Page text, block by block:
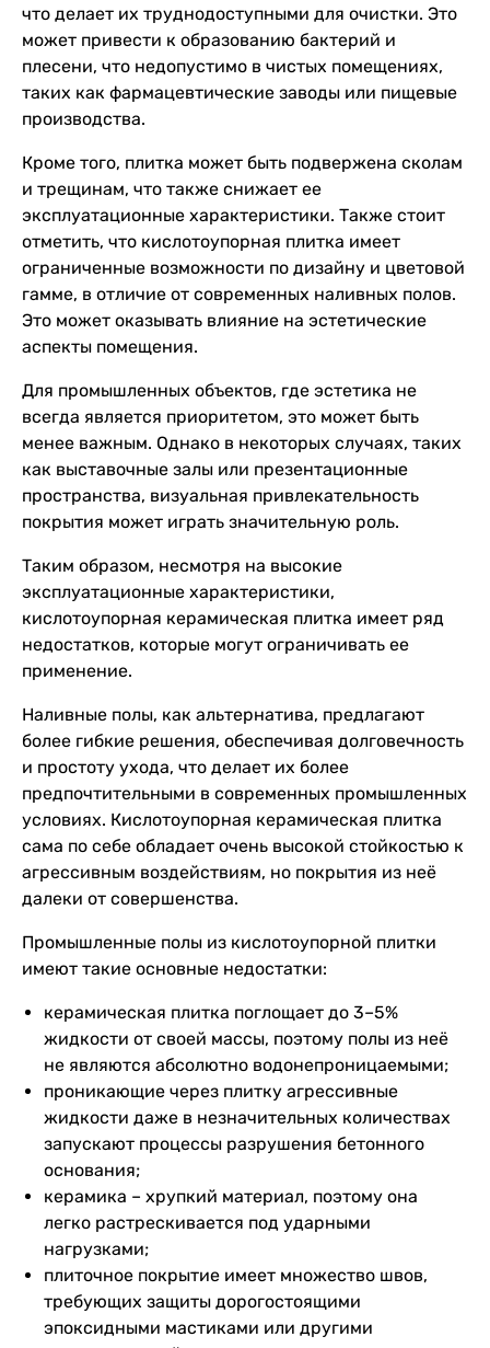
что делает их труднодоступными для очистки. Это
может привести к образованию бактерий и
плесени, что недопустимо в чистых помещениях,
таких как фармацевтические заводы или пищевые
производства.
Кроме того, плитка может быть подвержена сколам
и трещинам, что также снижает ее
эксплуатационные характеристики. Также стоит
отметить, что кислотоупорная плитка имеет
ограниченные возможности по дизайну и цветовой
гамме, в отличие от современных наливных полов.
Это может оказывать влияние на эстетические
аспекты помещения.
Для промышленных объектов, где эстетика не
всегда является приоритетом, это может быть
менее важным. Однако в некоторых случаях, таких
как выставочные залы или презентационные
пространства, визуальная привлекательность
покрытия может играть значительную роль.
Таким образом, несмотря на высокие
эксплуатационные характеристики,
кислотоупорная керамическая плитка имеет ряд
недостатков, которые могут ограничивать ее
применение.
Наливные полы, как альтернатива, предлагают
более гибкие решения, обеспечивая долговечность
и простоту ухода, что делает их более
предпочтительными в современных промышленных
условиях. Кислотоупорная керамическая плитка
сама по себе обладает очень высокой стойкостью к
агрессивным воздействиям, но покрытия из неё
далеки от совершенства.
Промышленные полы из кислотоупорной плитки
имеют такие основные недостатки:
керамическая плитка поглощает до 3–5%
жидкости от своей массы, поэтому полы из неё
не являются абсолютно водонепроницаемыми;
проникающие через плитку агрессивные
жидкости даже в незначительных количествах
запускают процессы разрушения бетонного
основания;
керамика – хрупкий материал, поэтому она
легко растрескивается под ударными
нагрузками;
плиточное покрытие имеет множество швов,
требующих защиты дорогостоящими
эпоксидными мастиками или другими